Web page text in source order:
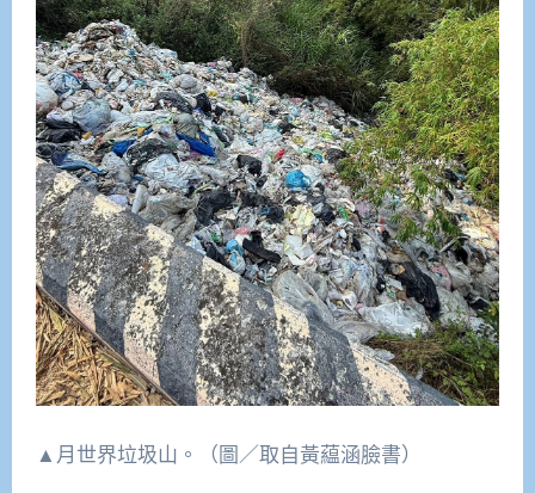
▲月世界垃圾山。（圖／取自黃藴涵臉書）